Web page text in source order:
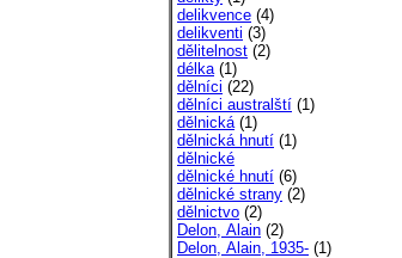
delikvence (4)
delikventi (3)
dělitelnost (2)
délka(1)
dělníci (22)
dělníci australští (1)
dělnická(1)
dělnická hnutí (1)
dělnické
dělnické hnutí (6)
dělnické strany (2)
dělnictvo (2)
Delon, Alain (2)
Delon, Alain, 1935- (1)